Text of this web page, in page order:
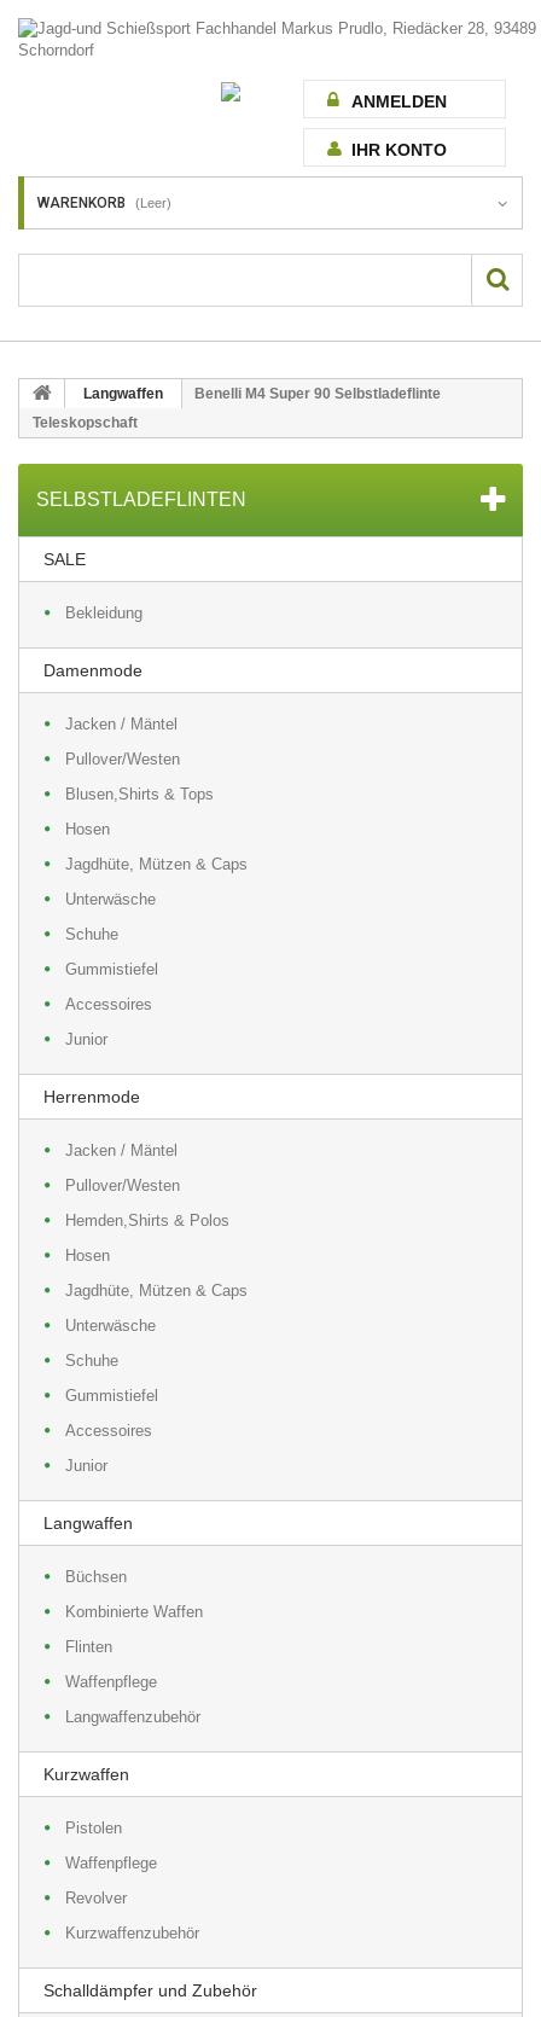
ANMELDEN
IHR KONTO
WARENKORB (Leer)
Langwaffen
Benelli M4 Super 90 Selbstladeflinte
Teleskopschaft
SELBSTLADEFLINTEN
SALE
Bekleidung
Damenmode
Jacken / Mäntel
Pullover/Westen
Blusen,Shirts & Tops
Hosen
Jagdhüte, Mützen & Caps
Unterwäsche
Schuhe
Gummistiefel
Accessoires
Junior
Herrenmode
Jacken / Mäntel
Pullover/Westen
Hemden,Shirts & Polos
Hosen
Jagdhüte, Mützen & Caps
Unterwäsche
Schuhe
Gummistiefel
Accessoires
Junior
Langwaffen
Büchsen
Kombinierte Waffen
Flinten
Waffenpflege
Langwaffenzubehör
Kurzwaffen
Pistolen
Waffenpflege
Revolver
Kurzwaffenzubehör
Schalldämpfer und Zubehör